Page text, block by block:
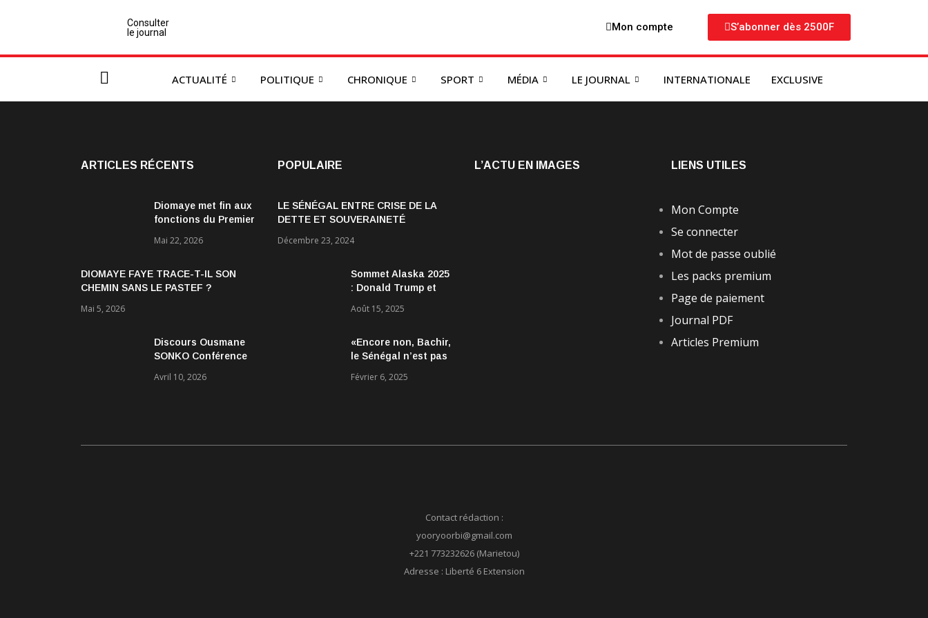
Consulter
le journal
Mon compte S’abonner dès 2500F
ACTUALITÉ POLITIQUE CHRONIQUE SPORT MÉDIA LE JOURNAL INTERNATIONALE EXCLUSIVE
ARTICLES RÉCENTS
Diomaye met fin aux
fonctions du Premier
Sonko et du
Mai 22, 2026
DIOMAYE FAYE TRACE-T-IL SON
CHEMIN SANS LE PASTEF ?
Mai 5, 2026
Discours Ousmane
SONKO Conférence
Avril 10, 2026
POPULAIRE
LE SÉNÉGAL ENTRE CRISE DE LA
DETTE ET SOUVERAINETÉ
Décembre 23, 2024
Sommet Alaska 2025
: Donald Trump et
Aucun accord
discussions jugées
très encourageantes
Août 15, 2025
«Encore non, Bachir,
le Sénégal n’est pas
Février 6, 2025
L’ACTU EN IMAGES LIENS UTILES
Mon Compte
Se connecter
Mot de passe oublié
Les packs premium
Page de paiement
Journal PDF
Articles Premium
Contact rédaction :
yooryoorbi@gmail.com
+221 773232626 (Marietou)
Adresse : Liberté 6 Extension